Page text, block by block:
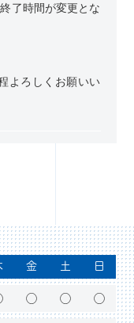
了時間が変更とな
よろしくお願いい
日のご案内
金 土 日
◯ ◯ ◯